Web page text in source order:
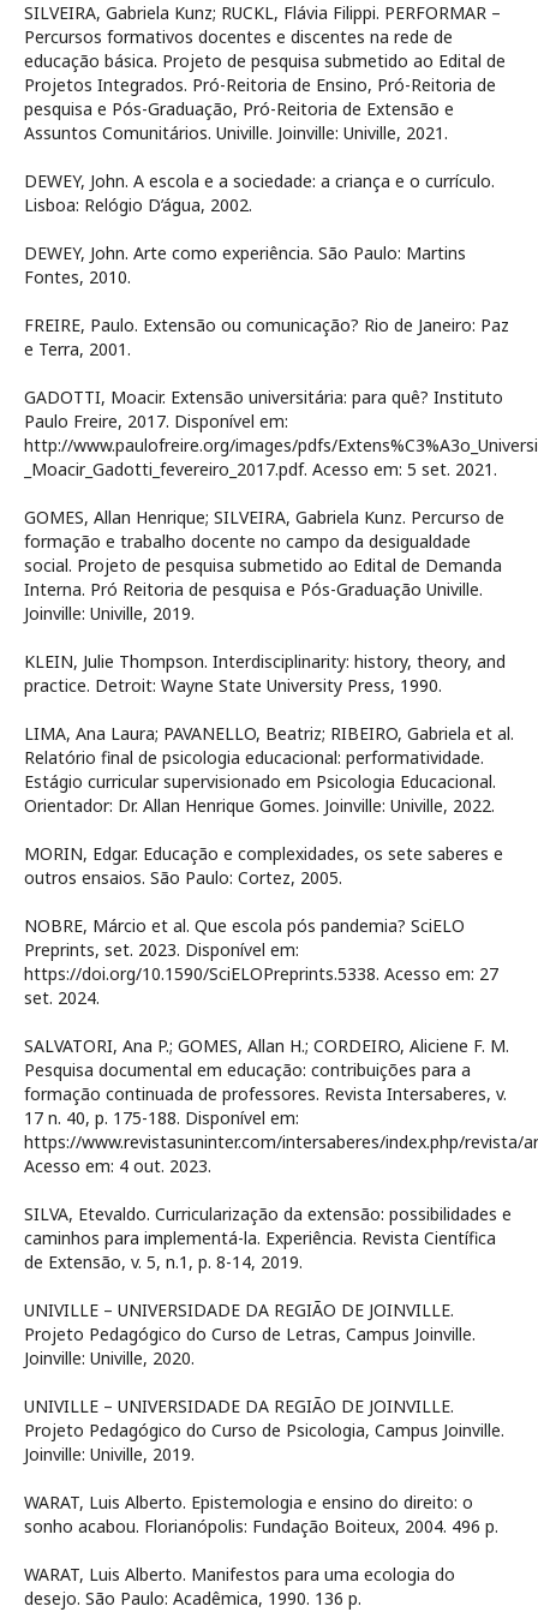
SILVEIRA, Gabriela Kunz; RUCKL, Flávia Filippi. PERFORMAR –
Percursos formativos docentes e discentes na rede de
educação básica. Projeto de pesquisa submetido ao Edital de
Projetos Integrados. Pró-Reitoria de Ensino, Pró-Reitoria de
pesquisa e Pós-Graduação, Pró-Reitoria de Extensão e
Assuntos Comunitários. Univille. Joinville: Univille, 2021.
DEWEY, John. A escola e a sociedade: a criança e o currículo.
Lisboa: Relógio D’água, 2002.
DEWEY, John. Arte como experiência. São Paulo: Martins
Fontes, 2010.
FREIRE, Paulo. Extensão ou comunicação? Rio de Janeiro: Paz
e Terra, 2001.
GADOTTI, Moacir. Extensão universitária: para quê? Instituto
Paulo Freire, 2017. Disponível em:
http://www.paulofreire.org/images/pdfs/
_Moacir_Gadotti_fevereiro_2017.pdf. Acesso em: 5 set. 2021.
GOMES, Allan Henrique; SILVEIRA, Gabriela Kunz. Percurso de
formação e trabalho docente no campo da desigualdade
social. Projeto de pesquisa submetido ao Edital de Demanda
Interna. Pró Reitoria de pesquisa e Pós-Graduação Univille.
Joinville: Univille, 2019.
KLEIN, Julie Thompson. Interdisciplinarity: history, theory, and
practice. Detroit: Wayne State University Press, 1990.
LIMA, Ana Laura; PAVANELLO, Beatriz; RIBEIRO, Gabriela et al.
Relatório final de psicologia educacional: performatividade.
Estágio curricular supervisionado em Psicologia Educacional.
Orientador: Dr. Allan Henrique Gomes. Joinville: Univille, 2022.
MORIN, Edgar. Educação e complexidades, os sete saberes e
outros ensaios. São Paulo: Cortez, 2005.
NOBRE, Márcio et al. Que escola pós pandemia? SciELO
Preprints, set. 2023. Disponível em:
https://doi.org/10.1590/SciELOPreprints.5338. Acesso em: 27
set. 2024.
SALVATORI, Ana P.; GOMES, Allan H.; CORDEIRO, Aliciene F. M.
Pesquisa documental em educação: contribuições para a
formação continuada de professores. Revista Intersaberes, v.
17 n. 40, p. 175-188. Disponível em:
https://www.revistasuninter.com/intersaberes/index.php/revista/
Acesso em: 4 out. 2023.
SILVA, Etevaldo. Curricularização da extensão: possibilidades e
caminhos para implementá-la. Experiência. Revista Científica
de Extensão, v. 5, n.1, p. 8-14, 2019.
UNIVILLE – UNIVERSIDADE DA REGIÃO DE JOINVILLE.
Projeto Pedagógico do Curso de Letras, Campus Joinville.
Joinville: Univille, 2020.
UNIVILLE – UNIVERSIDADE DA REGIÃO DE JOINVILLE.
Projeto Pedagógico do Curso de Psicologia, Campus Joinville.
Joinville: Univille, 2019.
WARAT, Luis Alberto. Epistemologia e ensino do direito: o
sonho acabou. Florianópolis: Fundação Boiteux, 2004. 496 p.
WARAT, Luis Alberto. Manifestos para uma ecologia do
desejo. São Paulo: Acadêmica, 1990. 136 p.